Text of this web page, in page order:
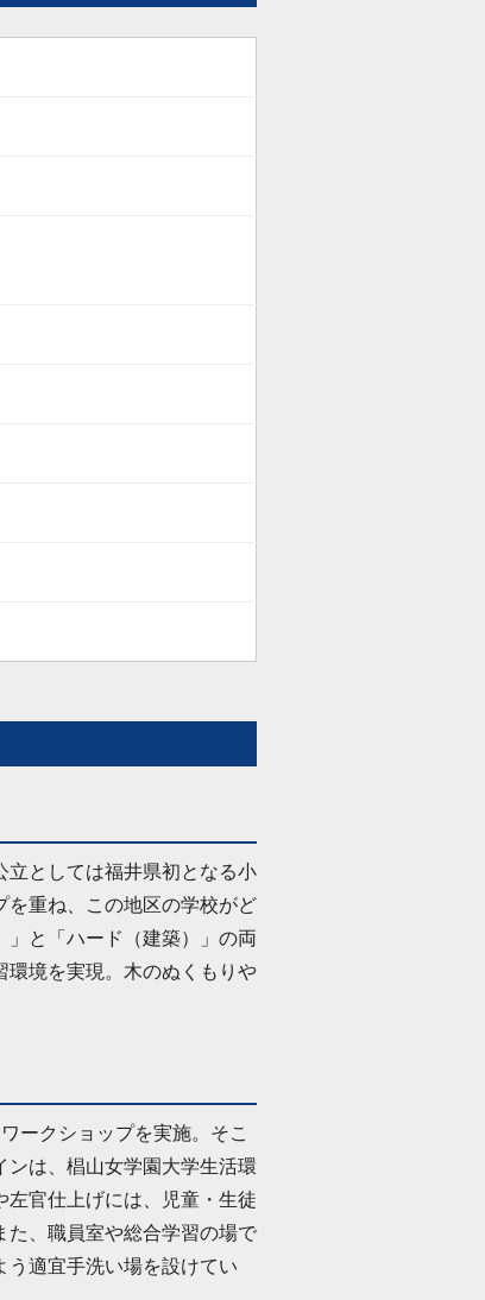
立としては福井県初となる小
を重ね、この地区の学校がど
と「ハード（建築）」の両
環境を実現。木のぬくもりや
ークショップを実施。そこ
は、椙山女学園大学生活環
官仕上げには、児童・生徒
た、職員室や総合学習の場で
う適宜手洗い場を設けてい